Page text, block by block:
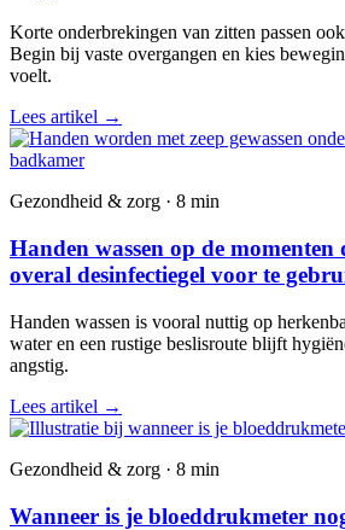
Korte onderbrekingen van zitten passen
Begin bij vaste overgangen en kies
voelt.
Lees artikel →
Gezondheid & zorg · 8 min
Handen wassen op de momenten
overal desinfectiegel voor te
Handen wassen is vooral nuttig op
water en een rustige beslisroute blijft
angstig.
Lees artikel →
Gezondheid & zorg · 8 min
Wanneer is je bloeddrukmeter